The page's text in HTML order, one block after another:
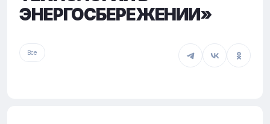
ЭНЕРГОСБЕРЕЖЕНИИ»
Все